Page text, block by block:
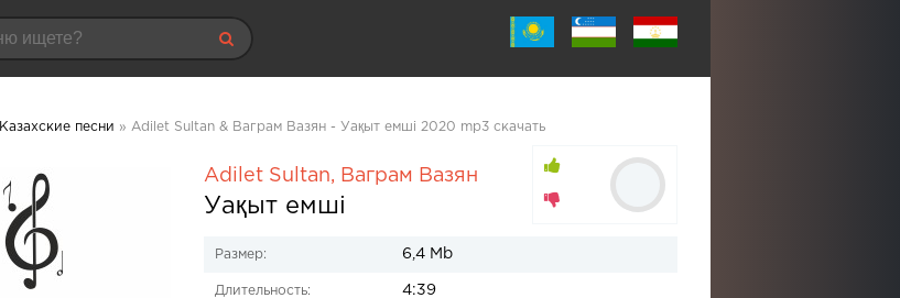
Казахские песни » Adilet Sultan & Ваграм Вазян - Уақыт емші 2020 mp3 скачать
Adilet Sultan, Ваграм Вазян
Уақыт емші
Размер: 6,4 Mb
Длительность: 4:39